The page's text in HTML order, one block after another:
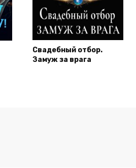
Свадебный отбор.
Замуж за врага